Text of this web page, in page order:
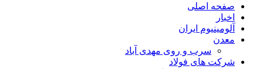
صفحه اصلی
اخبار
آلومینیوم ایران
معدن
سرب و روی مهدی آباد
شرکت های فولاد